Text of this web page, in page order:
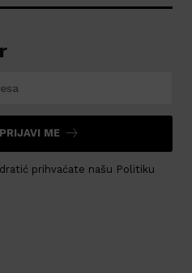
PRIJAVI ME
prihvaćate našu Politiku